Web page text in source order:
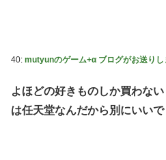
40: mutyunのゲーム+α ブログがお送りし
よほどの好きものしか買わな
は任天堂なんだから別にいいで